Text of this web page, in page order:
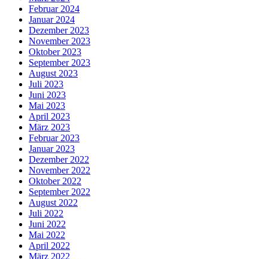
Februar 2024
Januar 2024
Dezember 2023
November 2023
Oktober 2023
September 2023
August 2023
Juli 2023
Juni 2023
Mai 2023
April 2023
März 2023
Februar 2023
Januar 2023
Dezember 2022
November 2022
Oktober 2022
September 2022
August 2022
Juli 2022
Juni 2022
Mai 2022
April 2022
März 2022